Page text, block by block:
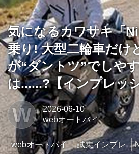
気になるカワサキ「
乗り! 大型二輪車だけ
が“ダントツ”でしや
は......?【インプレッ
W
2026-06-10
webオートバイ
webオートバイ 試乗インプレ